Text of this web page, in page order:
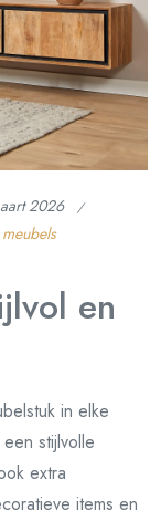
2026
en
in elke
stijlvolle
extra
items en